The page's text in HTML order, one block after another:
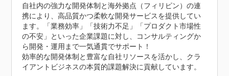
自社内の強力な開発体制と海外拠点（フィリピン）の連
携により、高品質かつ柔軟な開発サービスを提供してい
ます。「業務効率」「技術力不足」「プロダクト市場性
の不安」といった企業課題に対し、コンサルティングか
ら開発・運用まで一気通貫でサポート！
効率的な開発体制と豊富な自社リソースを活かし、クラ
イアントビジネスの本質的課題解決に貢献しています。